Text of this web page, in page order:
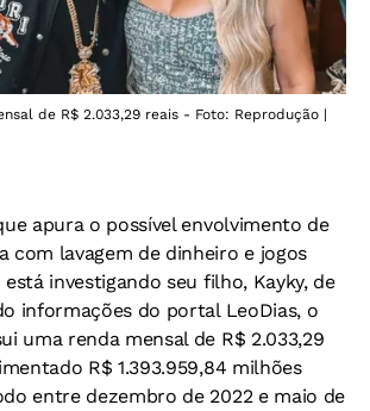
de R$ 2.033,29 reais - Foto: Reprodução |
apura o possível envolvimento de
com lavagem de dinheiro e jogos
investigando seu filho, Kayky, de
informações do portal LeoDias, o
uma renda mensal de R$ 2.033,29
R$ 1.393.959,84 milhões
entre dezembro de 2022 e maio de